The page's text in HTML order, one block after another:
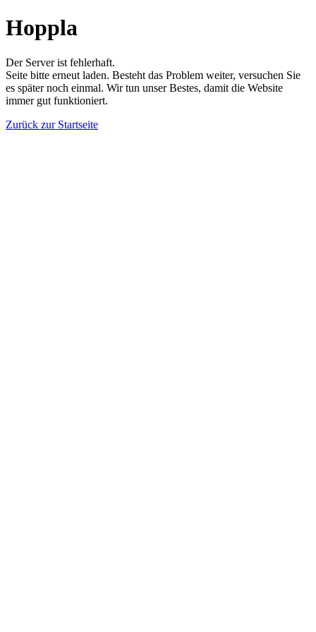
Hoppla
Der Server ist fehlerhaft.
Seite bitte erneut laden. Besteht das Problem weiter, versuchen Sie
es später noch einmal. Wir tun unser Bestes, damit die Website
immer gut funktioniert.
Zurück zur Startseite